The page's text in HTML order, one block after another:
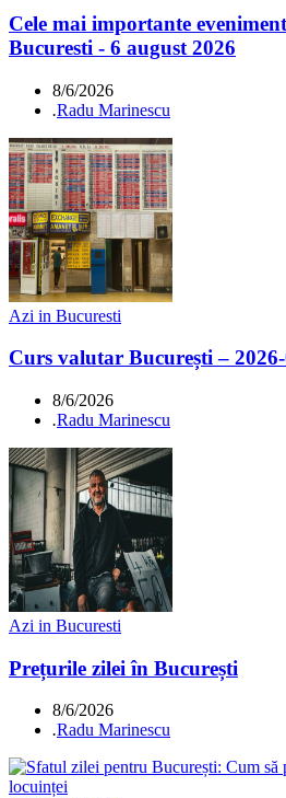
Cele mai importante
Bucuresti - 6 august 2026
8/6/2026
.Radu Marinescu
Azi in Bucuresti
Curs valutar București –
8/6/2026
.Radu Marinescu
Azi in Bucuresti
Prețurile zilei în București
8/6/2026
.Radu Marinescu